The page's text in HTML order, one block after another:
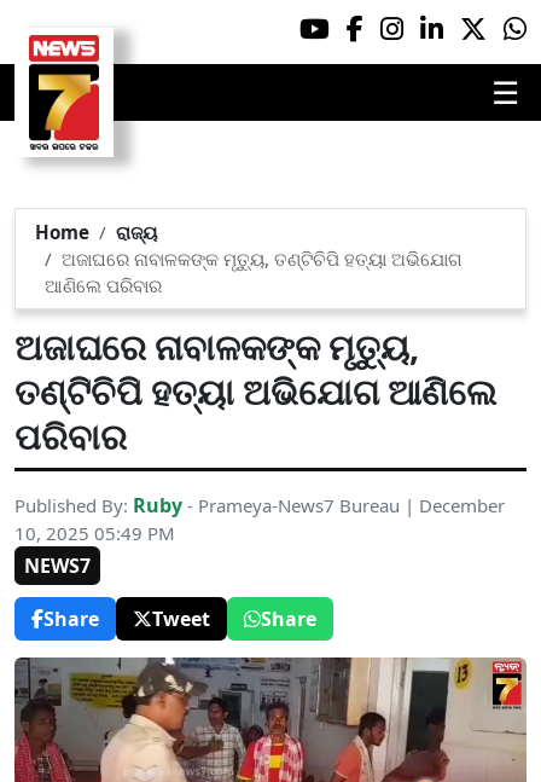
☰
Home
ରାଜ୍ୟ
ଅଜାଘରେ ନାବାଳକଙ୍କ ମୃତ୍ୟୁ, ତଣ୍ଟିଚିପି ହତ୍ୟା ଅଭିଯୋଗ
ଆଣିଲେ ପରିବାର
ଅଜାଘରେ ନାବାଳକଙ୍କ ମୃତ୍ୟୁ,
ତଣ୍ଟିଚିପି ହତ୍ୟା ଅଭିଯୋଗ ଆଣିଲେ
ପରିବାର
Published By: Ruby - Prameya-News7 Bureau | December
10, 2025 05:49 PM
NEWS7
Share
Tweet Share